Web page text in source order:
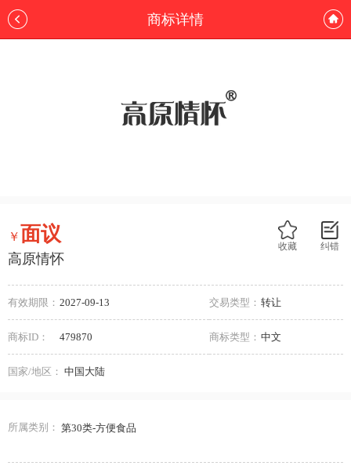
商标详情
纠错
收藏
￥面议
高原情怀
有效期限： 2027-09-13 交易类型： 转让
商标ID： 479870 商标类型： 中文
国家/地区： 中国大陆
所属类别： 第30类-方便食品